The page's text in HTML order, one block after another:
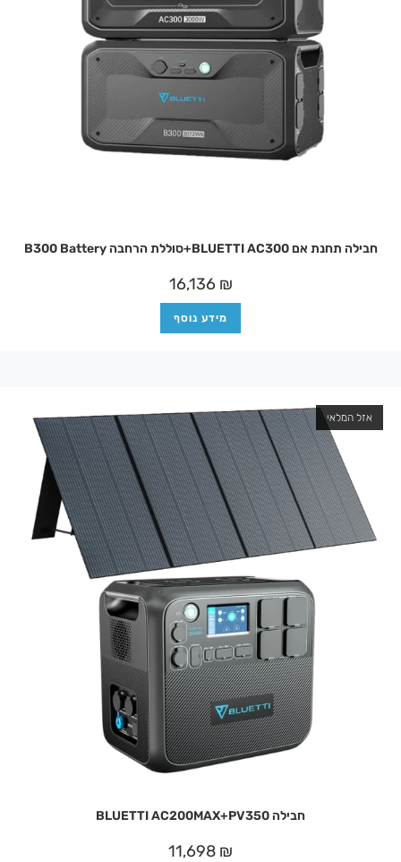
חבילה תחנת אם BLUETTI AC300+סוללת הרחבה B300 Battery
16,136 ₪
מידע נוסף
אזל המלאי
חבילה BLUETTI AC200MAX+PV350
11,698 ₪